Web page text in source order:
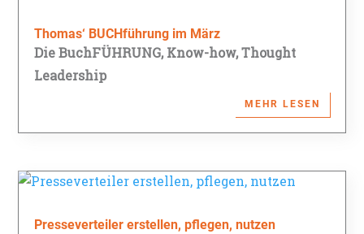
Thomas‘ BUCHführung im März
Die BuchFÜHRUNG,Know-how,Thought
Leadership
MEHR LESEN
Presseverteiler erstellen, pflegen, nutzen